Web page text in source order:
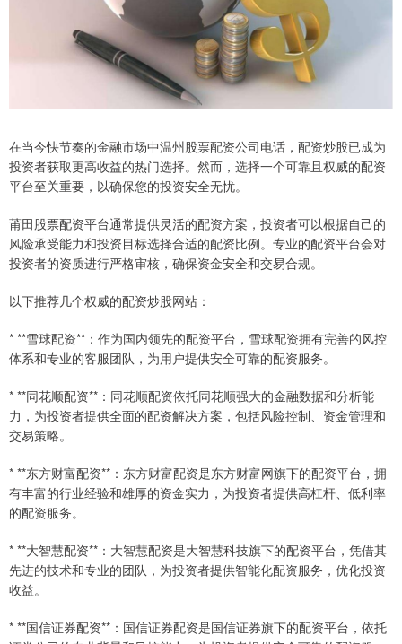
在当今快节奏的金融市场中温州股票配资公司电话，配资炒股已成为
投资者获取更高收益的热门选择。然而，选择一个可靠且权威的配资
平台至关重要，以确保您的投资安全无忧。
莆田股票配资平台通常提供灵活的配资方案，投资者可以根据自己的
风险承受能力和投资目标选择合适的配资比例。专业的配资平台会对
投资者的资质进行严格审核，确保资金安全和交易合规。
以下推荐几个权威的配资炒股网站：
* **雪球配资**：作为国内领先的配资平台，雪球配资拥有完善的风控
体系和专业的客服团队，为用户提供安全可靠的配资服务。
* **同花顺配资**：同花顺配资依托同花顺强大的金融数据和分析能
力，为投资者提供全面的配资解决方案，包括风险控制、资金管理和
交易策略。
* **东方财富配资**：东方财富配资是东方财富网旗下的配资平台，拥
有丰富的行业经验和雄厚的资金实力，为投资者提供高杠杆、低利率
的配资服务。
* **大智慧配资**：大智慧配资是大智慧科技旗下的配资平台，凭借其
先进的技术和专业的团队，为投资者提供智能化配资服务，优化投资
收益。
* **国信证券配资**：国信证券配资是国信证券旗下的配资平台，依托